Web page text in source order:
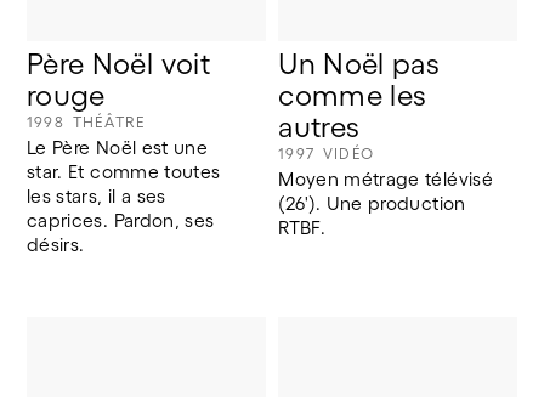
Père Noël voit
rouge
1998 THÉÂTRE
Le Père Noël est une
star. Et comme toutes
les stars, il a ses
caprices. Pardon, ses
désirs.
Un Noël pas
comme les
autres
1997 VIDÉO
Moyen métrage télévisé
(26'). Une production
RTBF.